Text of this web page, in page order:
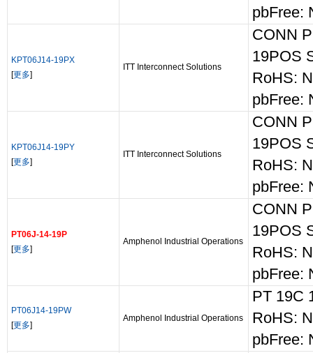
pbFree:
KPT06J14-19PX
[更多]
ITT Interconnect Solutions
CONN
19POS
RoHS:
pbFree:
KPT06J14-19PY
[更多]
ITT Interconnect Solutions
CONN
19POS
RoHS:
pbFree:
PT06J-14-19P
[更多]
Amphenol Industrial Operations
CONN
19POS
RoHS:
pbFree:
PT06J14-19PW
[更多]
Amphenol Industrial Operations
PT 19C
RoHS:
pbFree: